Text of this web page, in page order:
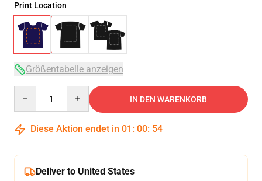
Print Location
Größentabelle anzeigen
IN DEN WARENKORB
Diese Aktion endet in 01 : 00: 53
Deliver to United States